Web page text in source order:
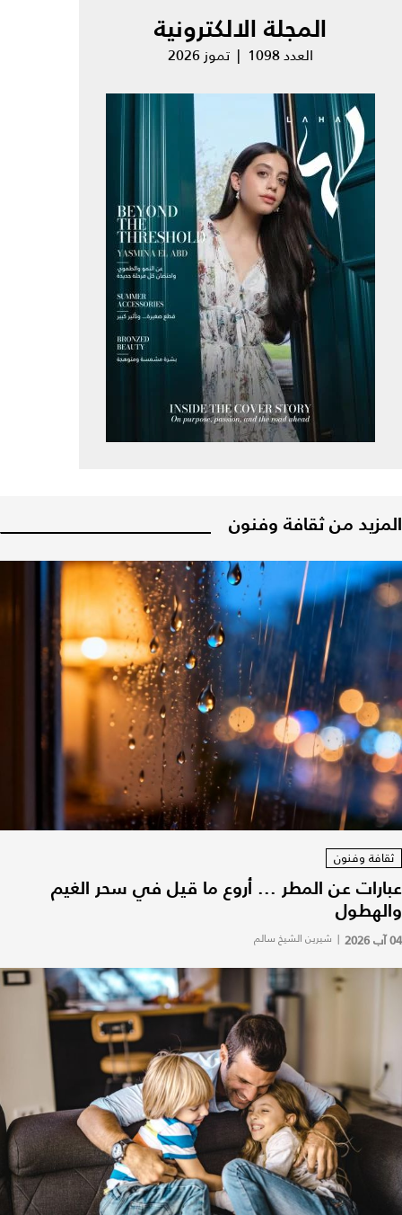
المجلة الالكترونية
العدد 1098 | تموز 2026
المزيد من ثقافة وفنون
ثقافة وفنون
عبارات عن المطر ... أروع ما قيل في سحر الغيم
والهطول
04 آب 2026 | شيرين الشيخ سالم